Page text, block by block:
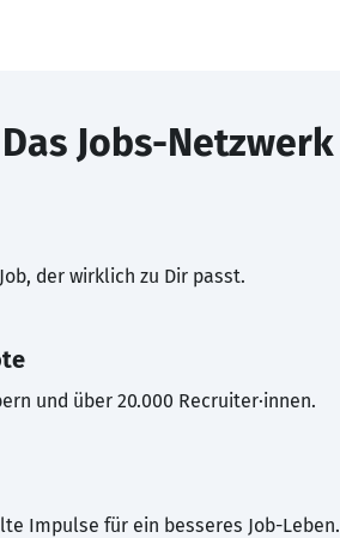
Das Jobs-Netzwerk
der wirklich zu Dir passt.
und über 20.000 Recruiter·innen.
Impulse für ein besseres Job-Leben.